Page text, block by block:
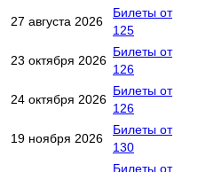
27 августа 2026
Билеты от
125
23 октября 2026
Билеты от
126
24 октября 2026
Билеты от
126
19 ноября 2026
Билеты от
130
Билеты от